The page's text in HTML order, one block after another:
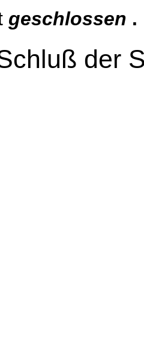
geschlossen .
der